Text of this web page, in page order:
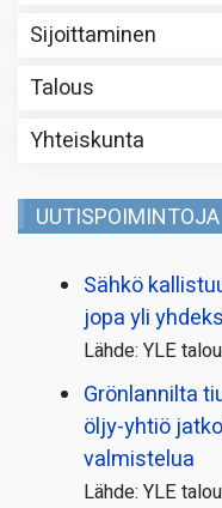
Sijoittaminen
Talous
Yhteiskunta
UUTISPOIMINTOJA
Sähkö
jopa yli
Lähde: YLE
Grönlannilta
öljy-yhtiö
valmistelua
Lähde: YLE